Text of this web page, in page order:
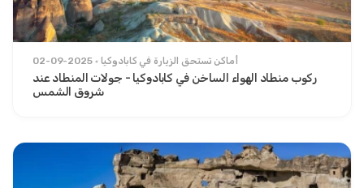
02-09-2025 أماكن تستحق الزيارة في كابادوكيا
ركوب منطاد الهواء الساخن في كابادوكيا - جولات المنطاد عند
شروق الشمس